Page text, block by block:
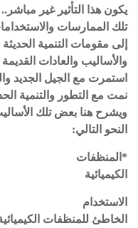
يكون هذا التأثير غير
تلك الممارسات
إلى مقومات التنمية الحديثة
والأساليب والعادات القديمة
استمرت مع الجيل الجديد
نمت مع التطور والتنمية
ويشرح هنا بعض تلك
النحو التالي:
*المنظفات
الكيميائية
الاستخدام
الخاطئ للمنظفات